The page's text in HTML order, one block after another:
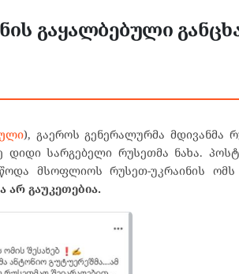
გაყალბებული
), გაეროს გენერალურმა მდივანმა
დიდი სარგებელი რუსეთმა ნახა.
მსოფლიოს რუსეთ-უკრაინის ომს
არ გაუკეთებია.